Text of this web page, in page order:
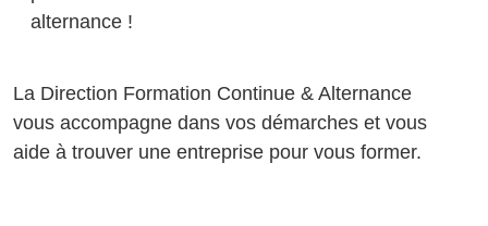
alternance !
La Direction Formation Continue & Alternance
vous accompagne dans vos démarches et vous
aide à trouver une entreprise pour vous former.